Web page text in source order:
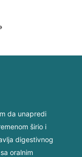
da unapredi
širio i
digestivnog
oralnim